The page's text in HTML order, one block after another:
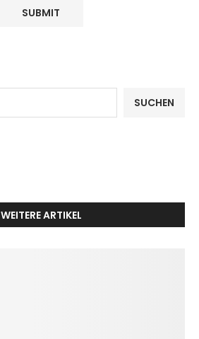
SUCHEN
WEITERE ARTIKEL